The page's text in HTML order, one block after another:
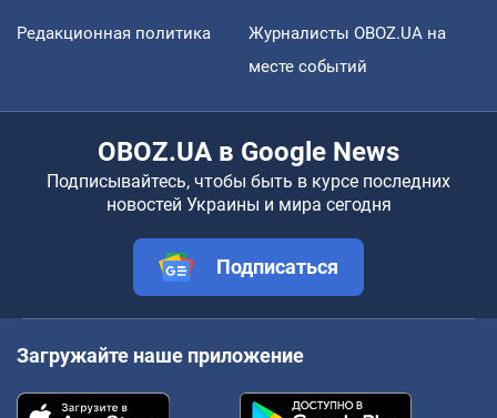
Редакционная политика
Журналисты OBOZ.UA на
месте событий
OBOZ.UA в Google News
Подписывайтесь, чтобы быть в курсе последних
новостей Украины и мира сегодня
Подписаться
Загружайте наше приложение